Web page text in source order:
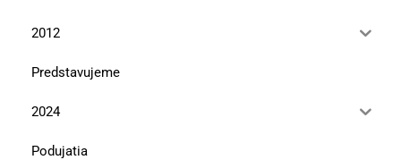
2012
Predstavujeme
2024
Podujatia